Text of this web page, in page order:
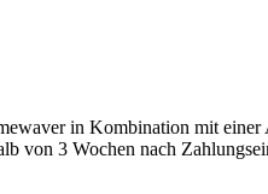
in Kombination mit
von 3 Wochen nach